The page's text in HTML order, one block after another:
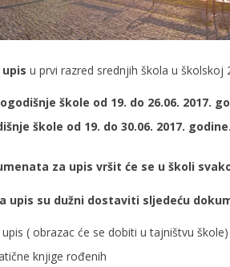
u prvi razred srednjih škola u školskoj
škole od 19. do 26.06. 2017.
škole od 19. do 30.06. 2017. godine.
za upis vršit će se u školi
upis su dužni dostaviti sljedeću
( obrazac će se dobiti u tajništvu škole)
knjige rođenih